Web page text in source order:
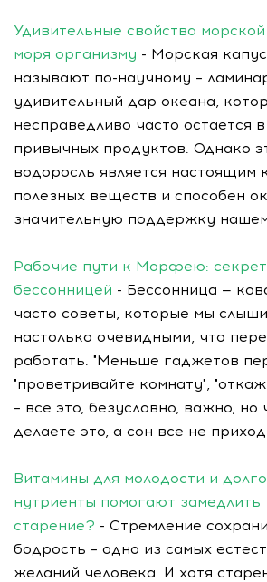
Удивительные свойства
моря организму - Морская
называют по-научному –
удивительный дар океана,
несправедливо часто остается
привычных продуктов. Однако
водоросль является настоящим
полезных веществ и способен
значительную поддержку
Рабочие пути к Морфею:
бессонницей - Бессонница —
часто советы, которые мы
настолько очевидными, что
работать. "Меньше гаджетов
"проветривайте комнату",
– все это, безусловно, важно,
делаете это, а сон все не
Витамины для молодости и
нутриенты помогают замедлить
старение? - Стремление
бодрость – одно из самых
желаний человека. И хотя